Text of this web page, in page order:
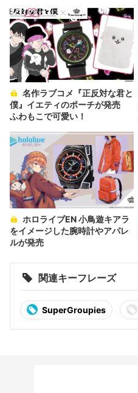
僕』イエティのポーチが発売
ふわもこで可愛い！
をイメージした腕時計やアパレ
ルが発売
関連キーフレーズ
SuperGroupies